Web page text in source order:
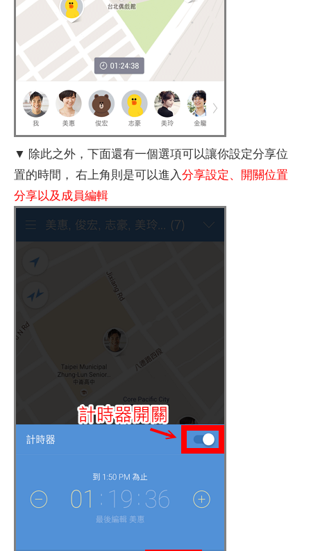
▼ 除此之外，下面還有一個選項可以讓你設定分享位
置的時間， 右上角則是可以進入分享設定、開關位置
分享以及成員編輯